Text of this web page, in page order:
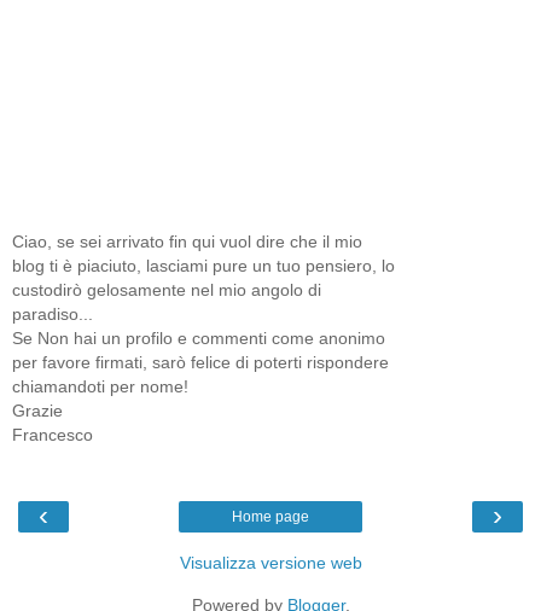
Ciao, se sei arrivato fin qui vuol dire che il mio
blog ti è piaciuto, lasciami pure un tuo pensiero, lo
custodirò gelosamente nel mio angolo di
paradiso...
Se Non hai un profilo e commenti come anonimo
per favore firmati, sarò felice di poterti rispondere
chiamandoti per nome!
Grazie
Francesco
‹ ›
Home page
Visualizza versione web
Powered by Blogger.